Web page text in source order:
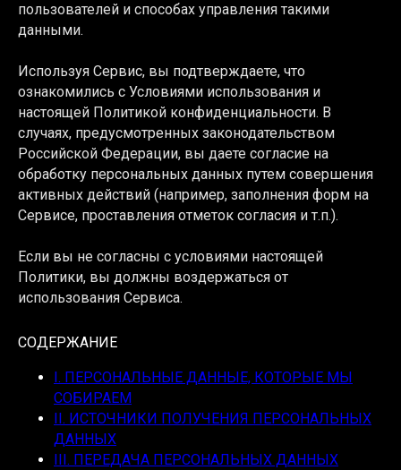
пользователей и способах управления такими
данными.
Используя Сервис, вы подтверждаете, что
ознакомились с Условиями использования и
настоящей Политикой конфиденциальности. В
случаях, предусмотренных законодательством
Российской Федерации, вы даете согласие на
обработку персональных данных путем совершения
активных действий (например, заполнения форм на
Сервисе, проставления отметок согласия и т.п.).
Если вы не согласны с условиями настоящей
Политики, вы должны воздержаться от
использования Сервиса.
СОДЕРЖАНИЕ
I. ПЕРСОНАЛЬНЫЕ ДАННЫЕ, КОТОРЫЕ МЫ
СОБИРАЕМ
II. ИСТОЧНИКИ ПОЛУЧЕНИЯ ПЕРСОНАЛЬНЫХ
ДАННЫХ
III. ПЕРЕДАЧА ПЕРСОНАЛЬНЫХ ДАННЫХ